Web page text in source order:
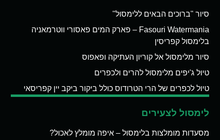
סיור "ברוכים הבאים ללימסול"
Fasouri Watermania – פארק המים פאסורי ווטרמאניה
בלימסול קפריסין
סיור מלימסול אל קוריון העתיקה ופאפוס
טיול ג'יפים מלימסול להרים ולכפרים
טיול לכפרים של הרי הטרודוס כולל ביקור ביקב יין קפריסאי
לימסול לצעירים
מסעדות מומלצות בלימסול – איפה מומלץ לאכול?